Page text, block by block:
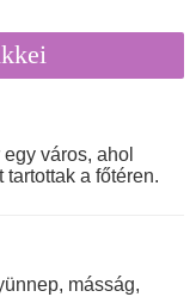
város, ahol
a főtéren.
másság,